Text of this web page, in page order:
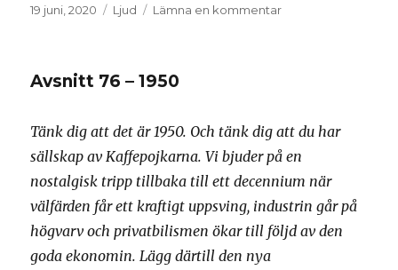
Postat
19 juni, 2020 Format
Ljud Lämna en kommentartill
Avsnitt 76 – 1950
Tänk dig att det är 1950. Och tänk dig att du har
sällskap av Kaffepojkarna. Vi bjuder på en
nostalgisk tripp tillbaka till ett decennium när
välfärden får ett kraftigt uppsving, industrin går på
högvarv och privatbilismen ökar till följd av den
goda ekonomin. Lägg därtill den nya